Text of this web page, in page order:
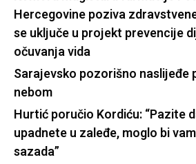
Hercegovine poziva
se uključe u projekt prevencije
očuvanja vida
Sarajevsko pozorišno naslijeđe
nebom
Hurtić poručio Kordiću: “Pazite
upadnete u zaleđe, moglo bi
sazada”